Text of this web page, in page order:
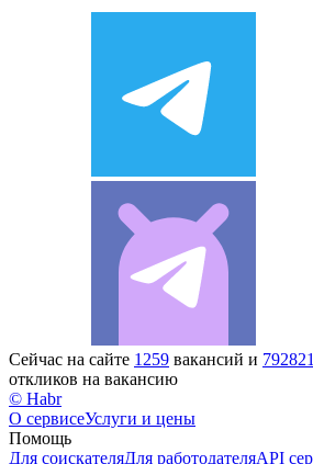
Сейчас на сайте 1259 вакансий и 792821
откликов на вакансию
© Habr
О сервисеУслуги и цены
Помощь
Для соискателяДля работодателяAPI